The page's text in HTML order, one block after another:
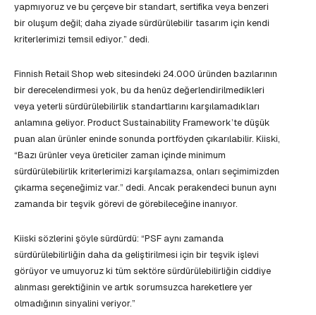
yapmıyoruz ve bu çerçeve bir standart, sertifika veya benzeri
bir oluşum değil; daha ziyade sürdürülebilir tasarım için kendi
kriterlerimizi temsil ediyor.” dedi.
Finnish Retail Shop web sitesindeki 24.000 üründen bazılarının
bir derecelendirmesi yok, bu da henüz değerlendirilmedikleri
veya yeterli sürdürülebilirlik standartlarını karşılamadıkları
anlamına geliyor. Product Sustainability Framework’te düşük
puan alan ürünler eninde sonunda portföyden çıkarılabilir. Kiiski,
“Bazı ürünler veya üreticiler zaman içinde minimum
sürdürülebilirlik kriterlerimizi karşılamazsa, onları seçimimizden
çıkarma seçeneğimiz var.” dedi. Ancak perakendeci bunun aynı
zamanda bir teşvik görevi de görebileceğine inanıyor.
Kiiski sözlerini şöyle sürdürdü: “PSF aynı zamanda
sürdürülebilirliğin daha da geliştirilmesi için bir teşvik işlevi
görüyor ve umuyoruz ki tüm sektöre sürdürülebilirliğin ciddiye
alınması gerektiğinin ve artık sorumsuzca hareketlere yer
olmadığının sinyalini veriyor.”